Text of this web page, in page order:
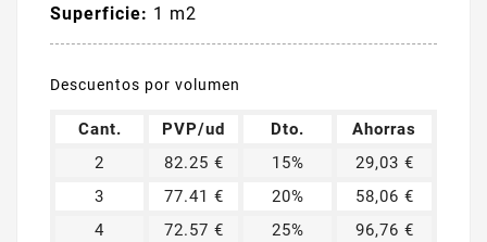
Superficie: 1 m2
Descuentos por volumen
Cant. PVP/ud Dto.
Ahorras
2
82.25 € 15%
29,03 €
3
77.41 € 20%
58,06 €
4
72.57 € 25%
96,76 €